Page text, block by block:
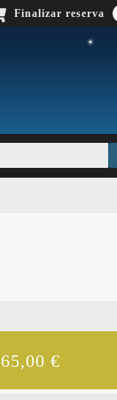
Finalizar reserva
65,00 €